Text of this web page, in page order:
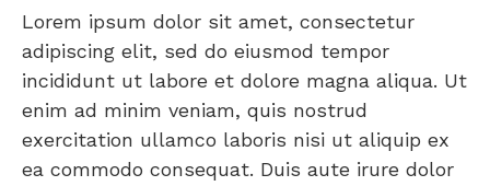
Lorem ipsum dolor sit amet, consectetur
adipiscing elit, sed do eiusmod tempor
incididunt ut labore et dolore magna aliqua. Ut
enim ad minim veniam, quis nostrud
exercitation ullamco laboris nisi ut aliquip ex
ea commodo consequat. Duis aute irure dolor